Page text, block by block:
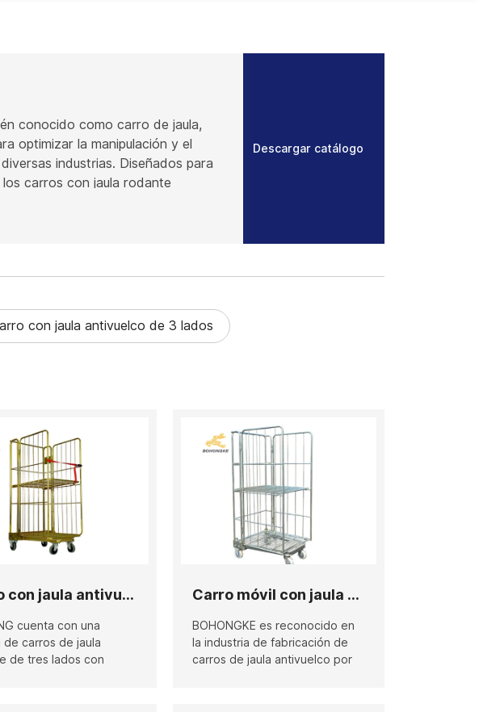
conocido como carro de jaula,
optimizar la manipulación y el
industrias. Diseñados para
carros con jaula rodante
transportar mercancías, organizar
almacén. En comparación con
de mover artículos.
Descargar catálogo
con jaula antivuelco de 3 lados
Carro con jaula antivuelco de 3 lados con estructura en A
cuenta con una
de carros de jaula
de tres lados con
Carro móvil con jaula antivuelco de 3 lados
BOHONGKE es reconocido en
la industria de fabricación de
carros de jaula antivuelco por